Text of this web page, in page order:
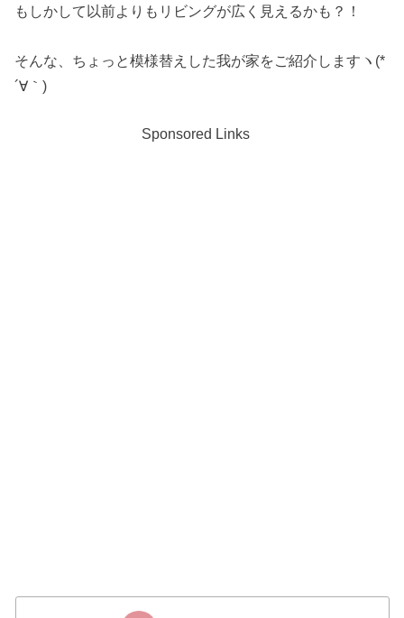
もしかして以前よりもリビングが広く見えるかも？！
そんな、ちょっと模様替えした我が家をご紹介しますヽ(*
´∀｀)
Sponsored Links